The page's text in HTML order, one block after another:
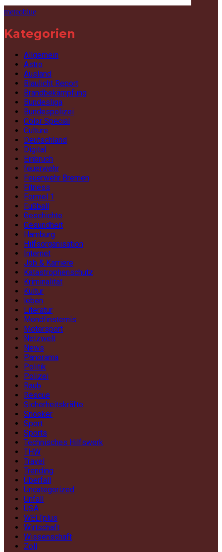
meteoblue
Kategorien
Allgemein
Astro
Ausland
Blaulicht Report
Brandbekämpfung
Bundesliga
Bundespolizei
Color Special
Culture
Deutschland
Digital
Einbruch
feuerwehr
Feuerwehr Bremen
Fitness
Formel 1
Fußball
Geschichte
Gesundheit
Hamburg
Hilfsorganisation
Internet
Job & Karriere
Katastrophenschutz
Kriminalität
Kultur
leben
Literatur
Mondfinsternis
Motorsport
Netzwelt
News
Panorama
Politik
Polizei
Raub
Rescue
Sicherheitskräfte
Snooker
Sport
Sports
Technisches Hilfswerk
THW
Travel
Trending
Überfall
Uncategorized
Unfall
USA
WELTplus
Wirtschaft
Wissenschaft
Zoll